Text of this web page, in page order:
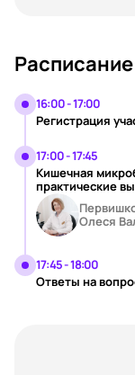
Расписание
16:00 - 17:00
Регистрация
17:00 - 17:45
Кишечная
практические
Олеся
17:45 - 18:00
Ответы на